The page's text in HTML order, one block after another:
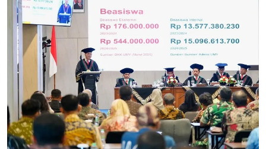
Idea
Sains
EduDana
Ikuti Kami di: